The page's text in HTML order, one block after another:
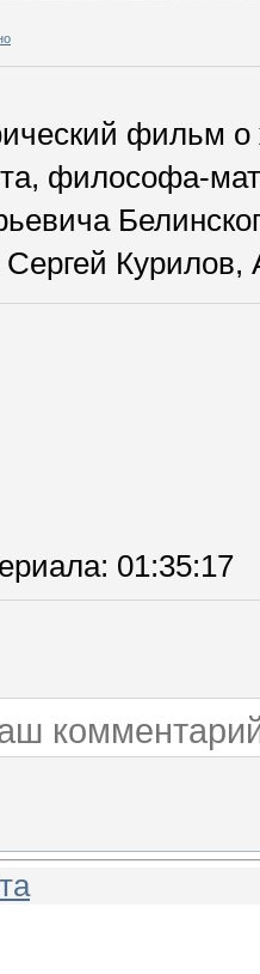
фильм о
философа-
: 01:35:17